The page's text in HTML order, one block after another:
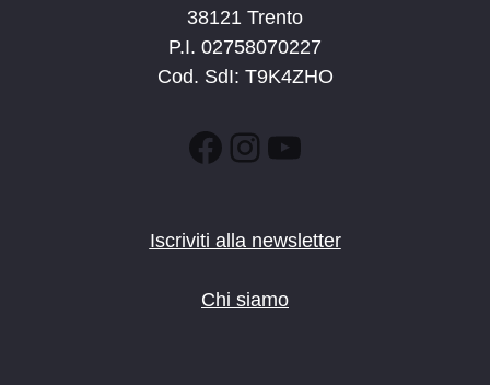
38121 Trento
P.I. 02758070227
Cod. SdI: T9K4ZHO
Facebook
Instagram
YouTube
Iscriviti alla newsletter
Chi siamo